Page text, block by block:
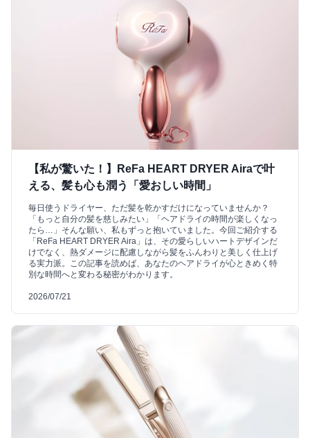
【私が驚いた！】ReFa HEART DRYER Airaで叶
える、髪も心も潤う「愛おしい時間」
毎日使うドライヤー、ただ髪を乾かすだけになっていませんか？
「もっと自分の髪を慈しみたい」「ヘアドライの時間が楽しくなっ
たら…」そんな願い、私もずっと抱いていました。今回ご紹介する
「ReFa HEART DRYER Aira」は、その愛らしいハートデザインだ
けでなく、熱ダメージに配慮しながら髪をふんわりと美しく仕上げ
る実力派。この記事を読めば、あなたのヘアドライが心ときめく特
別な時間へと変わる秘密がわかります。
2026/07/21